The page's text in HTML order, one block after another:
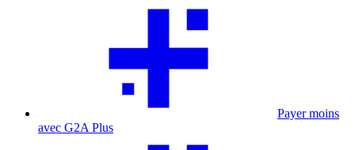
Payer moins
avec G2A Plus